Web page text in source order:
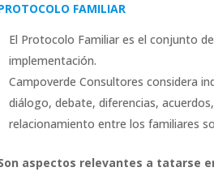
FAMILIAR
El Protocolo Familiar es el conjunto
implementación.
Campoverde Consultores considera
diálogo, debate, diferencias,
relacionamiento entre los familiares
aspectos relevantes a tatarse